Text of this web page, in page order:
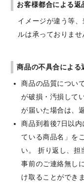
お客様都合による返
イメージが違う等
ルは承っておりませ
商品の不具合による
商品の品質につい
が破損・汚損して
が届いた場合は、
商品到着後7日以
ている商品名」を
い。 折り返し、担
事前のご連絡無し
け取ることができ